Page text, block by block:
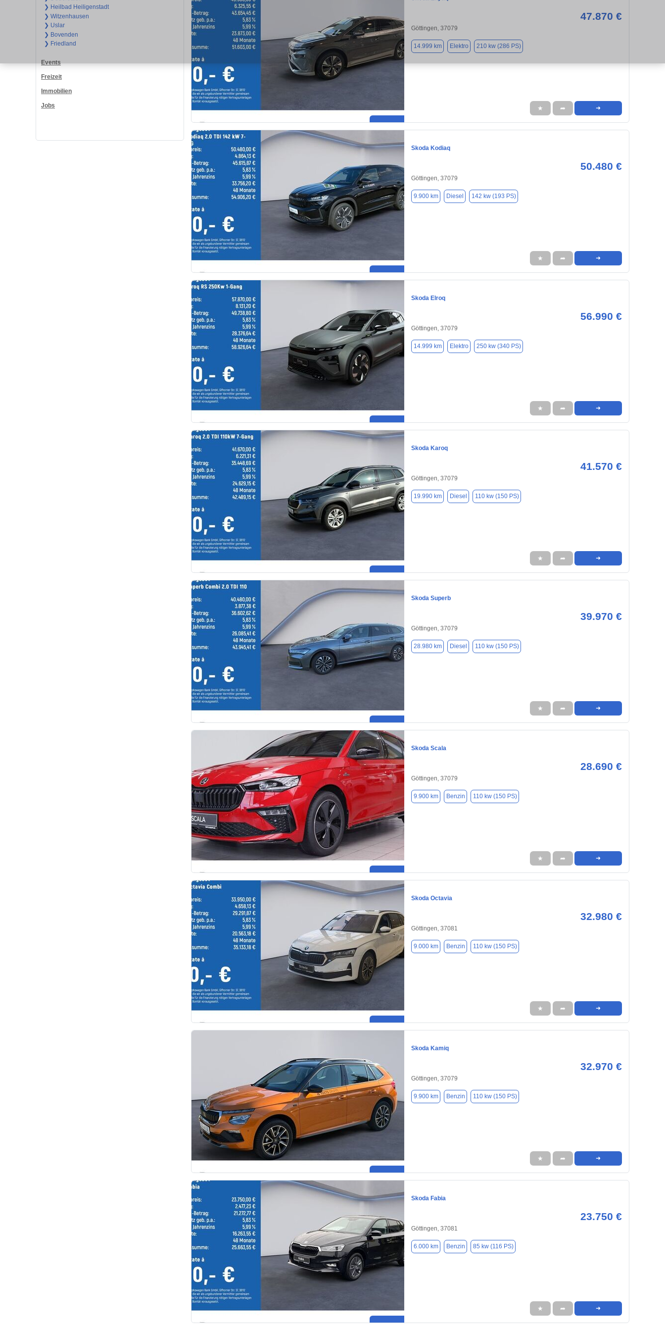
❯ Heilbad Heiligenstadt
❯ Witzenhausen
❯ Uslar
❯ Bovenden
❯ Friedland
Events
Freizeit
Immobilien
Jobs
47.870 €
Göttingen, 37079
14.999 km Elektro 210 kw (286 PS)
★ ➦ ➜
Skoda Kodiaq
50.480 €
Göttingen, 37079
9.900 km Diesel 142 kw (193 PS)
★ ➦ ➜
Skoda Elroq
56.990 €
Göttingen, 37079
14.999 km Elektro 250 kw (340 PS)
★ ➦ ➜
Skoda Karoq
41.570 €
Göttingen, 37079
19.990 km Diesel 110 kw (150 PS)
★ ➦ ➜
Skoda Superb
39.970 €
Göttingen, 37079
28.980 km Diesel 110 kw (150 PS)
★ ➦ ➜
Skoda Scala
28.690 €
Göttingen, 37079
9.900 km Benzin 110 kw (150 PS)
★ ➦ ➜
Skoda Octavia
32.980 €
Göttingen, 37081
9.000 km Benzin 110 kw (150 PS)
★ ➦ ➜
Skoda Kamiq
32.970 €
Göttingen, 37079
9.900 km Benzin 110 kw (150 PS)
★ ➦ ➜
Skoda Fabia
23.750 €
Göttingen, 37081
6.000 km Benzin 85 kw (116 PS)
★ ➦ ➜